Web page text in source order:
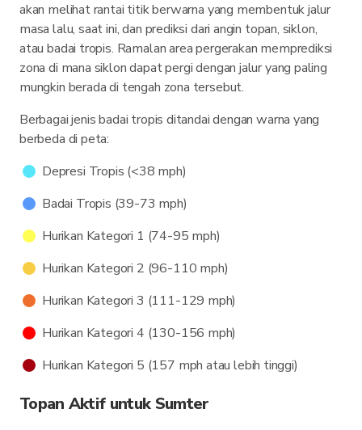
akan melihat rantai titik berwarna yang membentuk jalur
masa lalu, saat ini, dan prediksi dari angin topan, siklon,
atau badai tropis. Ramalan area pergerakan memprediksi
zona di mana siklon dapat pergi dengan jalur yang paling
mungkin berada di tengah zona tersebut.
Berbagai jenis badai tropis ditandai dengan warna yang
berbeda di peta:
Depresi Tropis (<38 mph)
Badai Tropis (39-73 mph)
Hurikan Kategori 1 (74-95 mph)
Hurikan Kategori 2 (96-110 mph)
Hurikan Kategori 3 (111-129 mph)
Hurikan Kategori 4 (130-156 mph)
Hurikan Kategori 5 (157 mph atau lebih tinggi)
Topan Aktif untuk Sumter